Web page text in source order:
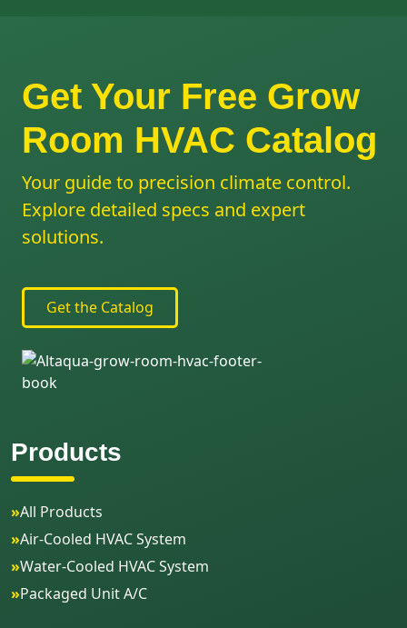
Get Your Free Grow
Room HVAC Catalog
Your guide to precision climate control.
Explore detailed specs and expert
solutions.
Get the Catalog
Products
»All Products
»Air-Cooled HVAC System
»Water-Cooled HVAC System
»Packaged Unit A/C